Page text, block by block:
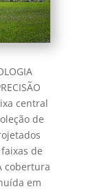
central
de
de
cobertura
em